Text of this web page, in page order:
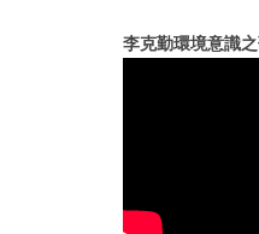
v
李克勤環境意識